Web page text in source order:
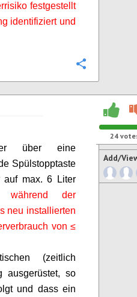
festgestellt
identifiziert und
über eine
Spülstopptaste
auf max. 6 Liter
während der
neu installierten
von ≤
(zeitlich
ausgerüstet, so
und dass ein
24
Add/